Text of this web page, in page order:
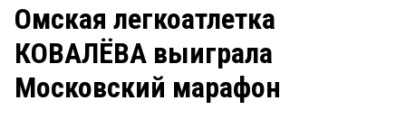
ЗАКОН
НОВОСТИ КОМПАНИЙ
Рейтинги
Блоги
Архив
Омская легкоатлетка
КОВАЛЁВА выиграла
Московский марафон